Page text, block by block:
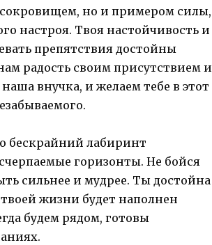
сокровищем, но и примером силы,
настроя. Твоя настойчивость и
препятствия достойны
радость своим присутствием и
внучка, и желаем тебе в этот
бескрайний лабиринт
горизонты. Не бойся
сильнее и мудрее. Ты достойна
жизни будет наполнен
будем рядом, готовы